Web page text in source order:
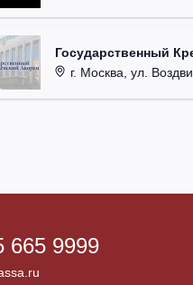
Государственный
г. Москва, ул.
665 9999